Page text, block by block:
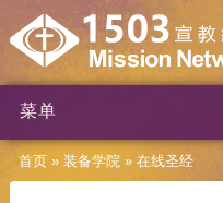
菜单
首页» 装备学院 » 在线圣经